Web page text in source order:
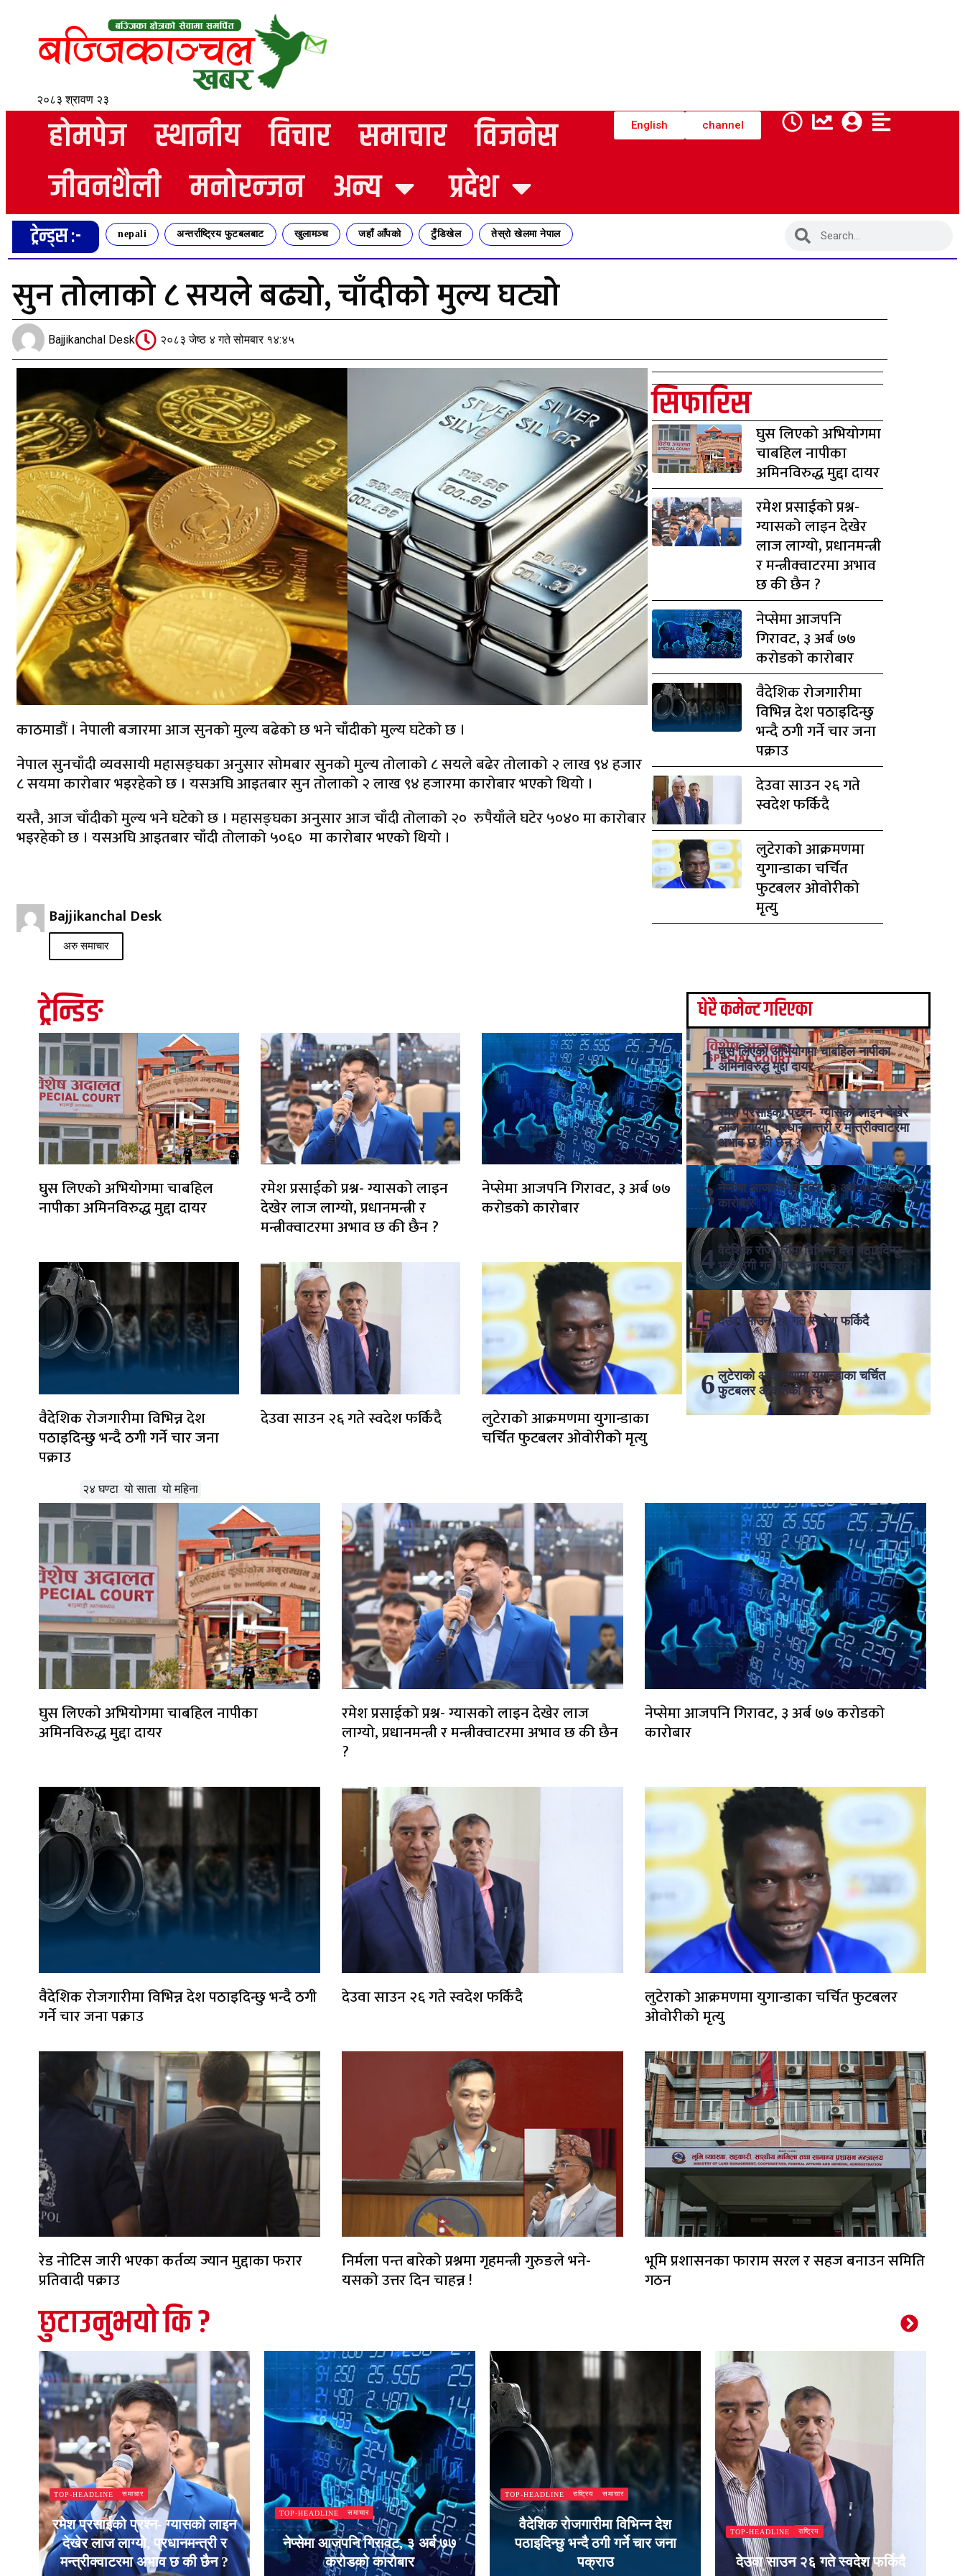
२०८३ श्रावण २३
होमपेज स्थानीय विचार समाचार विजनेस
जीवनशैली मनोरन्जन अन्य प्रदेश
English channel
ट्रेन्ड्स :- nepali अन्तर्राष्ट्रिय फुटबलबाट खुलामञ्च जहाँ आँपको टुँडिखेल तेस्रो खेलमा नेपाल
सुन तोलाको ८ सयले बढ्यो, चाँदीको मुल्य घट्यो
Bajjikanchal Desk २०८३ जेष्ठ ४ गते सोमबार १४:४५
काठमाडौं । नेपाली बजारमा आज सुनको मुल्य बढेको छ भने चाँदीको मुल्य घटेको छ ।
नेपाल सुनचाँदी व्यवसायी महासङ्घका अनुसार सोमबार सुनको मुल्य तोलाको ८ सयले बढेर तोलाको २ लाख ९४ हजार
८ सयमा कारोबार भइरहेको छ । यसअघि आइतबार सुन तोलाको २ लाख ९४ हजारमा कारोबार भएको थियो ।
यस्तै, आज चाँदीको मुल्य भने घटेको छ । महासङ्घका अनुसार आज चाँदी तोलाको २० रुपैयाँले घटेर ५०४० मा कारोबार
भइरहेको छ । यसअघि आइतबार चाँदी तोलाको ५०६० मा कारोबार भएको थियो ।
Bajjikanchal Desk
अरु समाचार
सिफारिस
घुस लिएको अभियोगमा
चाबहिल नापीका
अमिनविरुद्ध मुद्दा दायर
रमेश प्रसाईको प्रश्न-
ग्यासको लाइन देखेर
लाज लाग्यो, प्रधानमन्त्री
र मन्त्रीक्वाटरमा अभाव
छ की छैन ?
नेप्सेमा आजपनि
गिरावट, ३ अर्ब ७७
करोडको कारोबार
वैदेशिक रोजगारीमा
विभिन्न देश पठाइदिन्छु
भन्दै ठगी गर्ने चार जना
पक्राउ
देउवा साउन २६ गते
स्वदेश फर्किदै
लुटेराको आक्रमणमा
युगान्डाका चर्चित
फुटबलर ओवोरीको
मृत्यु
ट्रेन्डिङ
घुस लिएको अभियोगमा चाबहिल
नापीका अमिनविरुद्ध मुद्दा दायर
रमेश प्रसाईको प्रश्न- ग्यासको लाइन
देखेर लाज लाग्यो, प्रधानमन्त्री र
मन्त्रीक्वाटरमा अभाव छ की छैन ?
नेप्सेमा आजपनि गिरावट, ३ अर्ब ७७
करोडको कारोबार
वैदेशिक रोजगारीमा विभिन्न देश
पठाइदिन्छु भन्दै ठगी गर्ने चार जना
पक्राउ
देउवा साउन २६ गते स्वदेश फर्किदै लुटेराको आक्रमणमा युगान्डाका
चर्चित फुटबलर ओवोरीको मृत्यु
धेरै कमेन्ट गरिएका
घुस लिएको अभियोगमा चाबहिल नापीका
अमिनविरुद्ध मुद्दा दायर
रमेश प्रसाईको प्रश्न- ग्यासको लाइन देखेर
लाज लाग्यो, प्रधानमन्त्री र मन्त्रीक्वाटरमा
अभाव छ की छैन ?
नेप्सेमा आजपनि गिरावट, ३ अर्ब ७७ करोडको
कारोबार
वैदेशिक रोजगारीमा विभिन्न देश पठाइदिन्छु
भन्दै ठगी गर्ने चार जना पक्राउ
देउवा साउन २६ गते स्वदेश फर्किदै
लुटेराको आक्रमणमा युगान्डाका चर्चित
फुटबलर ओवोरीको मृत्यु
२४ घण्टा यो साता यो महिना
घुस लिएको अभियोगमा चाबहिल नापीका
अमिनविरुद्ध मुद्दा दायर
रमेश प्रसाईको प्रश्न- ग्यासको लाइन देखेर लाज
लाग्यो, प्रधानमन्त्री र मन्त्रीक्वाटरमा अभाव छ की छैन
?
नेप्सेमा आजपनि गिरावट, ३ अर्ब ७७ करोडको
कारोबार
वैदेशिक रोजगारीमा विभिन्न देश पठाइदिन्छु भन्दै ठगी
गर्ने चार जना पक्राउ
देउवा साउन २६ गते स्वदेश फर्किदै लुटेराको आक्रमणमा युगान्डाका चर्चित फुटबलर
ओवोरीको मृत्यु
रेड नोटिस जारी भएका कर्तव्य ज्यान मुद्दाका फरार
प्रतिवादी पक्राउ
निर्मला पन्त बारेको प्रश्नमा गृहमन्त्री गुरुङले भने-
यसको उत्तर दिन चाहन्न !
भूमि प्रशासनका फाराम सरल र सहज बनाउन समिति
गठन
छुटाउनुभयो कि ?
TOP-HEADLINE समाचार
रमेश प्रसाईको प्रश्न- ग्यासको लाइन
देखेर लाज लाग्यो, प्रधानमन्त्री र
मन्त्रीक्वाटरमा अभाव छ की छैन ?
TOP-HEADLINE समाचार
नेप्सेमा आजपनि गिरावट, ३ अर्ब ७७
करोडको कारोबार
TOP-HEADLINE राष्ट्रिय समाचार
वैदेशिक रोजगारीमा विभिन्न देश
पठाइदिन्छु भन्दै ठगी गर्ने चार जना
पक्राउ
TOP-HEADLINE राष्ट्रिय
देउवा साउन २६ गते स्वदेश फर्किदै